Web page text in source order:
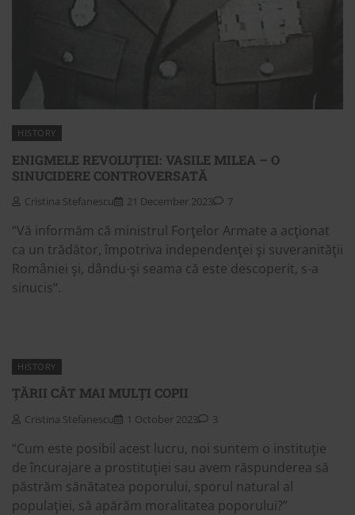
HISTORY
ENIGMELE REVOLUȚIEI: VASILE MILEA – O
SINUCIDERE CONTROVERSATĂ
Cristina Stefanescu 21 December 2023 7
“Vă informăm că ministrul Forţelor Armate a acţionat
ca un trădător, împotriva independenţei şi suveranităţii
României şi, dându-şi seama că este descoperit, s-a
sinucis“.
HISTORY
ȚĂRII CÂT MAI MULȚI COPII
Cristina Stefanescu 1 October 2023 3
“Cum este posibil acest lucru, noi suntem o instituţie
de încurajare a prostituţiei sau avem răspunderea să
păstrăm sănătatea poporului, sporul natural al
populaţiei, să apărăm moralitatea poporului?”